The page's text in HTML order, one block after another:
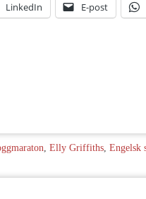
LinkedIn E-post
, Elly Griffiths, Engelsk